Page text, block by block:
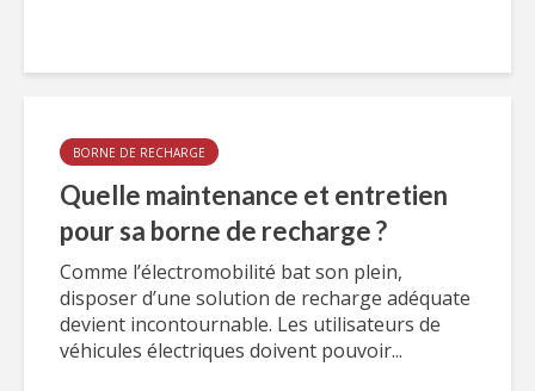
BORNE DE RECHARGE
Quelle maintenance et entretien
pour sa borne de recharge ?
Comme l’électromobilité bat son plein,
disposer d’une solution de recharge adéquate
devient incontournable. Les utilisateurs de
véhicules électriques doivent pouvoir...